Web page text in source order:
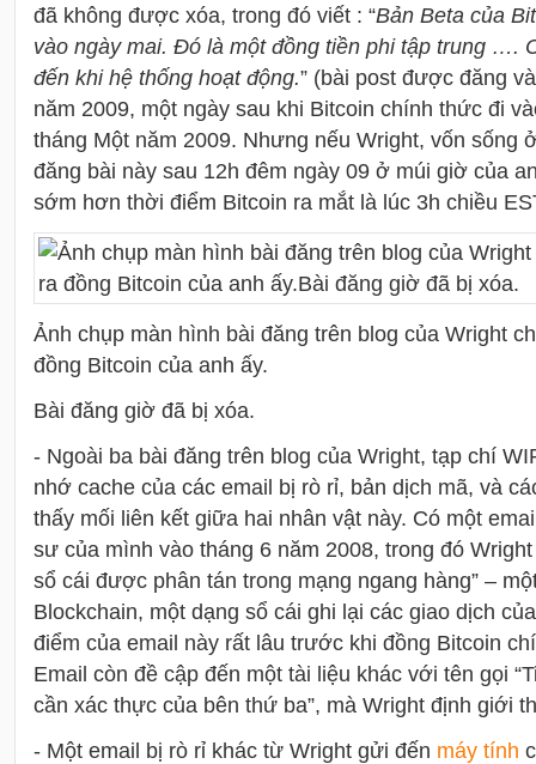
đã không được xóa, trong đó viết : “Bản Beta của
vào ngày mai. Đó là một đồng tiền phi tập trung ….
đến khi hệ thống hoạt động.” (bài post được đăng
năm 2009, một ngày sau khi Bitcoin chính thức đi
tháng Một năm 2009. Nhưng nếu Wright, vốn sống
đăng bài này sau 12h đêm ngày 09 ở múi giờ của
sớm hơn thời điểm Bitcoin ra mắt là lúc 3h chiều
Ảnh chụp màn hình bài đăng trên blog của Wright
đồng Bitcoin của anh ấy.
Bài đăng giờ đã bị xóa.
- Ngoài ba bài đăng trên blog của Wright, tạp chí
nhớ cache của các email bị rò rỉ, bản dịch mã, và
thấy mối liên kết giữa hai nhân vật này. Có một
sư của mình vào tháng 6 năm 2008, trong đó
sổ cái được phân tán trong mạng ngang hàng” –
Blockchain, một dạng sổ cái ghi lại các giao dịch
điểm của email này rất lâu trước khi đồng Bitcoin
Email còn đề cập đến một tài liệu khác với tên gọi
cần xác thực của bên thứ ba”, mà Wright định giới
- Một email bị rò rỉ khác từ Wright gửi đến máy tính